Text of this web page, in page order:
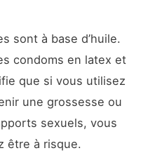
sont à base d’huile.
condoms en latex et
que si vous utilisez
une grossesse ou
sexuels, vous
être à risque.